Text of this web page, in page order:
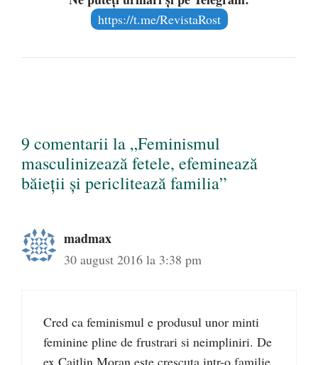
https://t.me/RevistaRost
9 comentarii la „Feminismul
masculinizează fetele, efeminează
băieții și periclitează familia”
madmax
30 august 2016 la 3:38 pm
Cred ca feminismul e produsul unor minti
feminine pline de frustrari si neimpliniri. De
ex Caitlin Moran este crescuta intr-o familie